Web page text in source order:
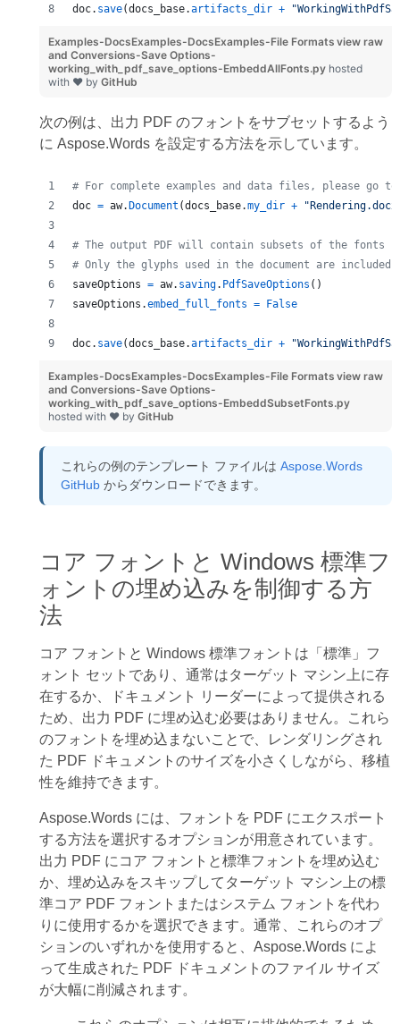
doc. save(docs_base.artifacts_dir +
view raw
Examples-DocsExamples-DocsExamples-File Formats
and Conversions-Save Options-
working_with_pdf_save_options-EmbeddAllFonts.py hosted
with ❤ by GitHub
次の例は、出力 PDF のフォントをサブセットするよう
に Aspose.Words を設定する方法を示しています。
# For complete examples and data files, please go to
doc = aw. Document (docs_base.my_dir +
# The output PDF will contain subsets of the fonts
# Only the glyphs used in the document are
saveOptions = aw. saving. PdfSaveOptions ()
saveOptions .embed_full_fonts = False
doc. save(docs_base.artifacts_dir +
view raw
Examples-DocsExamples-DocsExamples-File Formats
and Conversions-Save Options-
working_with_pdf_save_options-EmbeddSubsetFonts.py
hosted with ❤ by GitHub
これらの例のテンプレート ファイルは Aspose.Words
GitHubからダウンロードできます。
コア フォントと Windows 標準フ
ォントの埋め込みを制御する方
法
コア フォントと Windows 標準フォントは「標準」フ
ォント セットであり、通常はターゲット マシン上に存
在するか、ドキュメント リーダーによって提供される
ため、出力 PDF に埋め込む必要はありません。これら
のフォントを埋め込まないことで、レンダリングされ
た PDF ドキュメントのサイズを小さくしながら、移植
性を維持できます。
Aspose.Words には、フォントを PDF にエクスポート
する方法を選択するオプションが用意されています。
出力 PDF にコア フォントと標準フォントを埋め込む
か、埋め込みをスキップしてターゲット マシン上の標
準コア PDF フォントまたはシステム フォントを代わ
りに使用するかを選択できます。通常、これらのオプ
ションのいずれかを使用すると、Aspose.Words によ
って生成された PDF ドキュメントのファイル サイズ
が大幅に削減されます。